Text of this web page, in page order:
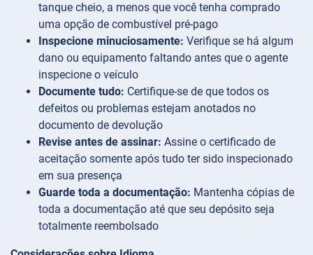
tanque cheio, a menos que você tenha comprado
uma opção de combustível pré-pago
Inspecione minuciosamente: Verifique se há algum
dano ou equipamento faltando antes que o agente
inspecione o veículo
Documente tudo: Certifique-se de que todos os
defeitos ou problemas estejam anotados no
documento de devolução
Revise antes de assinar: Assine o certificado de
aceitação somente após tudo ter sido inspecionado
em sua presença
Guarde toda a documentação: Mantenha cópias de
toda a documentação até que seu depósito seja
totalmente reembolsado